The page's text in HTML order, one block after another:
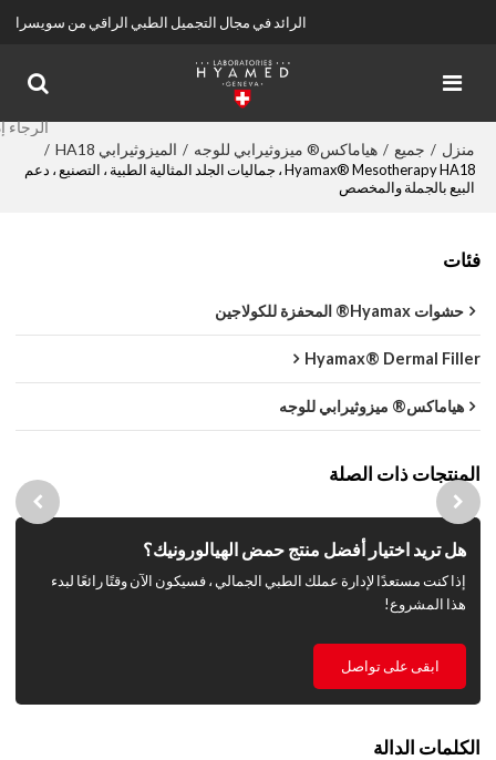
الرائد في مجال التجميل الطبي الراقي من سويسرا
منزل / جميع / هياماكس® ميزوثيرابي للوجه / الميزوثيرابي HA18
/
Hyamax® Mesotherapy HA18 ، جماليات الجلد المثالية الطبية ، التصنيع ، دعم
البيع بالجملة والمخصص
فئات
حشوات Hyamax® المحفزة للكولاجين
Hyamax® Dermal Filler
هياماكس® ميزوثيرابي للوجه
المنتجات ذات الصلة
هل تريد اختيار أفضل منتج حمض الهيالورونيك؟
إذا كنت مستعدًا لإدارة عملك الطبي الجمالي ، فسيكون الآن وقتًا رائعًا لبدء
هذا المشروع!
ابقى على تواصل
الكلمات الدالة